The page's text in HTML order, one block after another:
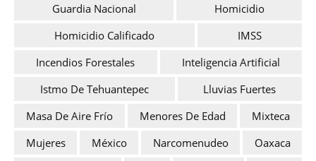
Guardia Nacional
Homicidio
Homicidio Calificado
IMSS
Incendios Forestales
Inteligencia Artificial
Istmo De Tehuantepec
Lluvias Fuertes
Masa De Aire Frío
Menores De Edad
Mixteca
Mujeres
México Narcomenudeo
Oaxaca